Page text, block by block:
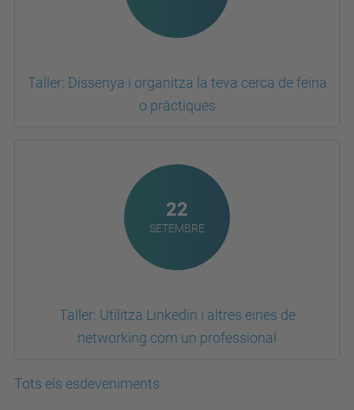
Taller: Dissenya i organitza la teva cerca de feina
o pràctiques
22
SETEMBRE
Taller: Utilitza Linkedin i altres eines de
networking com un professional
Tots els esdeveniments